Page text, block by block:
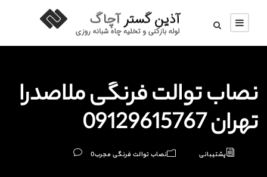
نصاب توالت فرنگی ملاصدرا
تهران 09129615767
پشتیبانی نصاب توالت فرنگی مجرب0